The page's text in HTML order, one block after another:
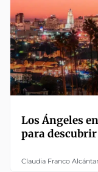
Los Ángeles
para
Claudia Franco